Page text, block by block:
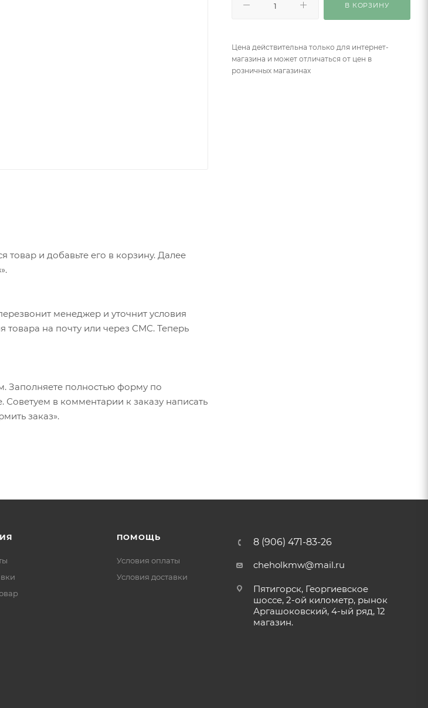
и добавьте его в корзину. Далее
менеджер и уточнит условия
товара на почту или через СМС. Теперь
Заполняете полностью форму по
в комментарии к заказу написать
заказ».
В КОРЗИНУ
Цена действительна только для интернет-
магазина и может отличаться от цен в
розничных магазинах
ПОМОЩЬ
Условия оплаты
Условия доставки
8 (906) 471-83-26
cheholkmw@mail.ru
Пятигорск, Георгиевское
шоссе, 2-ой километр, рынок
Аргашоковский, 4-ый ряд, 12
магазин.